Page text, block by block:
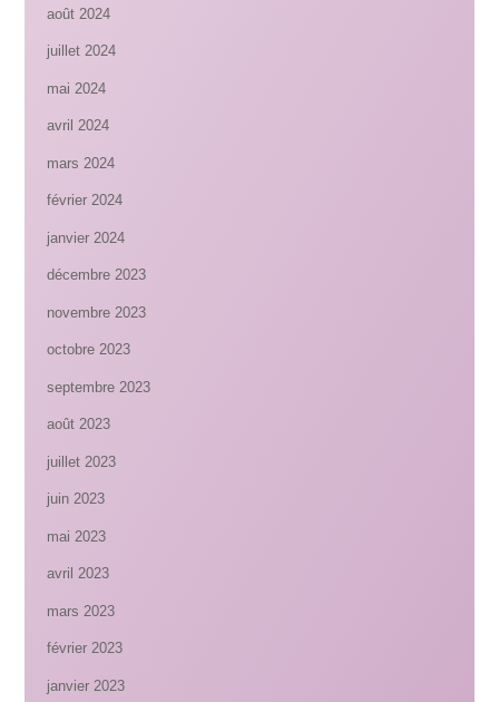
août 2024
juillet 2024
mai 2024
avril 2024
mars 2024
février 2024
janvier 2024
décembre 2023
novembre 2023
octobre 2023
septembre 2023
août 2023
juillet 2023
juin 2023
mai 2023
avril 2023
mars 2023
février 2023
janvier 2023